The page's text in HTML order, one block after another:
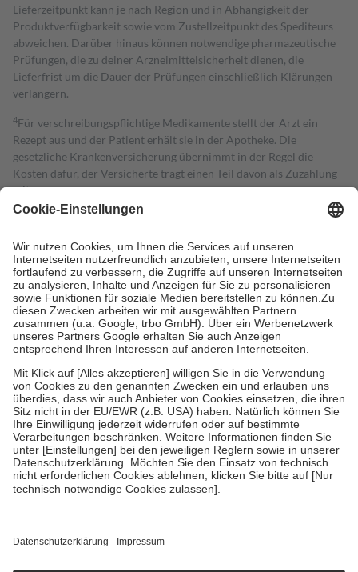
Lieferzeitpunkt kann je nach Region und in Abhängigkeit der
Produktverfügbarkeit sowie vom Zustellzeitpunkt des Spediteurs
abweichen. Darüber hinaus können notwendige pharmazeutische
Prüfungen, die zu deiner Arzneimittelsicherheit dienen, die
Lieferfrist um die Dauer der Prüfungen einschließlich Klärungen
verlängern.
4Für verschreibungspflichtige Medikamente stellt der Arzt ein
Rezept aus und der Patient erhält sie in der Apotheke. Die
gesetzliche Krankenversicherung übernimmt in der Regel die
Kosten dafür, der Versicherte trägt einen Teil davon als Zuzahlung
mit.
Grundsätzlich leisten Mitglieder Zuzahlungen in Höhe von zehn
höchstens zehn Euro.
Es sind jedoch nie mehr als die tatsächlichen
Kosten der Leistung zu entrichten.
Diese Regeln gelten grundsätzlich auch für Online-Apotheken.
Bei Heilmitteln und häuslicher Krankenpflege beträgt die
Zuzahlung zehn Prozent der Kosten sowie zehn Euro je
Verordnung.
Um das Engagement der Versicherten für ihre eigene Gesundheit zu
stärken und die besondere Stellung der Familie zu unterstützen,
fallenkeine Zuzahlungenan bei:
• Kindern und Jugendlichen bis zum vollendeten 18. Lebensjahr
mit Ausnahme der Fahrkosten
• Untersuchungen zur Vorsorge und Früherkennung, die von der
GKV getragen werden
• empfohlenen Schutzimpfungen
• Harn- und Blutteststreifen
getroffen, um sicherzustellen, dass es sich um echte Bewertungen